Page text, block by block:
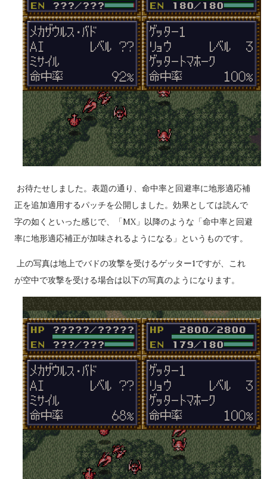
い。 「積極的にいけ！」は、相手が一撃で倒せる場合は命中
率が1%以上ある最強の武器を選択。但し、その武器の残弾が残
り1だったり、その武器を使用してもう一度使用できるだけの残
りENがなくなる場合は使わず、次に威力が高く命中率が1%以
上あり、かつ残弾が残り2以上か現在のENで二回以上使用でき
るEN消費武器を選択するという思考を繰り返す（EN消費武器
に関してはたまに例外あり）。どうしようもない場合は弾切
れ、またはEN枯渇にならない命中率がゼロの現在選択できる最
強の武器を選択する。これに合致する武器がない場合は反撃不
能扱いになる（そのため、条件を成立させれば弾切れでなくと
外からの攻撃には何もしない。相手を一撃で倒せない場合の思
考も同様。やはり原則として武器選択の際に反撃相手の...
お待たせしました。表題の通り、命中率と回避率に地形適応補
正を追加適用するパッチを公開しました。効果としては読んで
字の如くといった感じで、「MX」以降のような「命中率と回避
率に地形適応補正が加味されるようになる」というものです。
上の写真は地上でバドの攻撃を受けるゲッター1ですが、これ
が空中で攻撃を受ける場合は以下の写真のようになります。